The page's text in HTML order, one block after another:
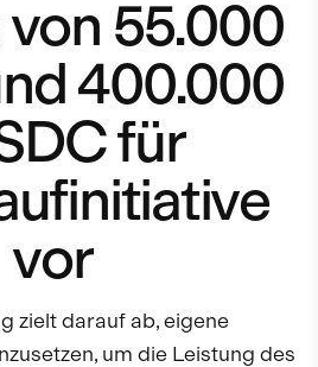
von 55.000
400.000
für
vor
zielt darauf ab, eigene
um die Leistung des